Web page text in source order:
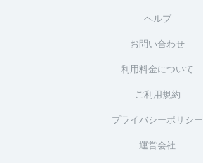
ヘルプ
お問い合わせ
利用料金について
ご利用規約
プライバシーポリシー
運営会社